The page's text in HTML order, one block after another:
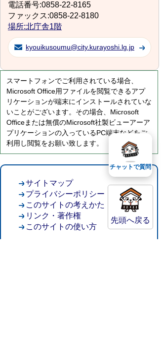
電話番号:0858-22-8165
ファックス:0858-22-8180
場所:北庁舎1階
kyouikusoumu@city.kurayoshi.lg.jp
スマートフォンでご利用されている場合、
Microsoft Office用ファイルを閲覧できるアプ
リケーションが端末にインストールされていな
いことがございます。その場合、Microsoft
Officeまたは無償のMicrosoft社製ビューアーア
プリケーションの入っているPC端末などをご
利用し閲覧をお願い致します。
先頭へ戻る
サイトマップ
プライバシーポリシー
このサイトの考えかた
リンク・著作権
このサイトの使い方
チャットで質問